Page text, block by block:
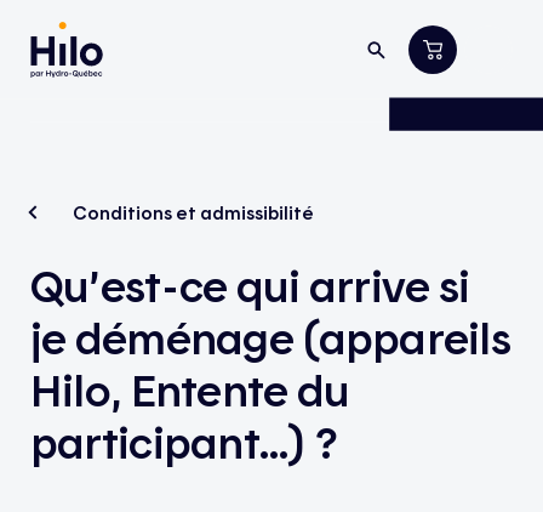
Conditions et admissibilité
Qu’est-ce qui arrive si
je déménage (appareils
Hilo, Entente du
participant…) ?